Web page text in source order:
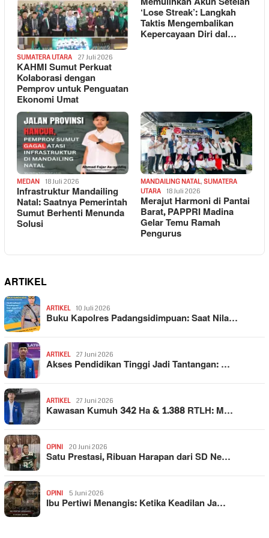
SUMATERA UTARA 27 Juli 2026
KAHMI Sumut Perkuat
Kolaborasi dengan
Pemprov untuk Penguatan
Ekonomi Umat
‘Lose Streak’: Langkah
Taktis Mengembalikan
Kepercayaan Diri dal…
MEDAN 18 Juli 2026
Infrastruktur Mandailing
Natal: Saatnya Pemerintah
Sumut Berhenti Menunda
Solusi
MANDAILING NATAL, SUMATERA
UTARA
18 Juli 2026
Merajut Harmoni di Pantai
Barat, PAPPRI Madina
Gelar Temu Ramah
Pengurus
ARTIKEL
ARTIKEL 10 Juli 2026
Buku Kapolres Padangsidimpuan: Saat Nila…
ARTIKEL 27 Juni 2026
Akses Pendidikan Tinggi Jadi Tantangan: …
ARTIKEL 27 Juni 2026
Kawasan Kumuh 342 Ha & 1.388 RTLH: M…
OPINI 20 Juni 2026
Satu Prestasi, Ribuan Harapan dari SD Ne…
OPINI 5 Juni 2026
Ibu Pertiwi Menangis: Ketika Keadilan Ja…